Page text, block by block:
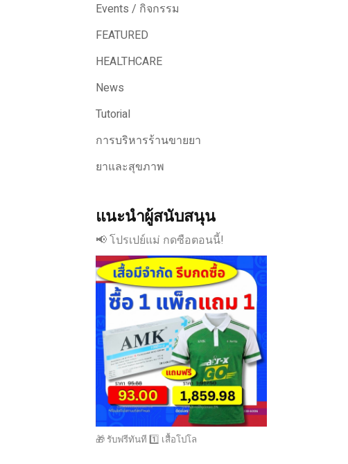
Events / กิจกรรม
FEATURED
HEALTHCARE
News
Tutorial
การบริหารร้านขายยา
ยาและสุขภาพ
แนะนำผู้สนับสนุน
📢 โปรเปย์แม่ กดซือตอนนี้!
🎁 รับฟรีทันที 1️⃣ เสื้อโปโล